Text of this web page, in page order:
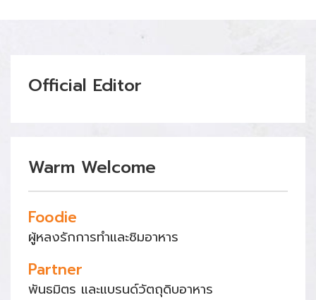
Official Editor
Warm Welcome
Foodie
ผู้หลงรักการทำและชิมอาหาร
Partner
พันธมิตร และแบรนด์วัตถุดิบอาหาร